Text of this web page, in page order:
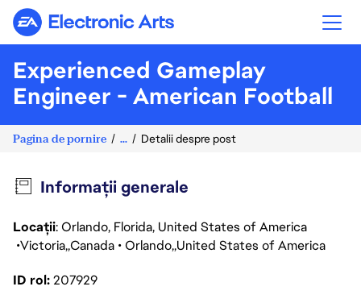
Electronic Arts
Experienced Gameplay
Engineer - American Football
Pagina de pornire ... Detalii despre post
Informații generale
Locații: Orlando, Florida, United States of America
Victoria Canada Orlando United States of America
ID rol207929